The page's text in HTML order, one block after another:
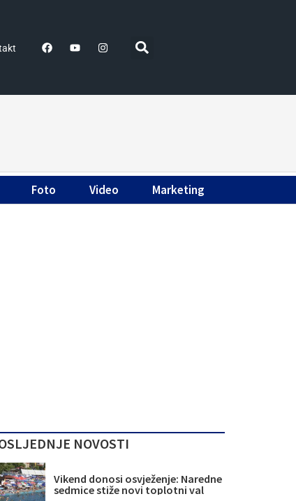
Foto Video Marketing
NOVOSTI
Vikend donosi osvježenje: Naredne
sedmice stiže novi toplotni val